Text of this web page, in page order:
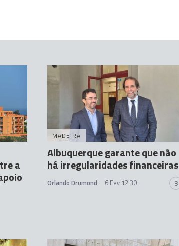
a
MADEIRA
Albuquerque garante que não
há irregularidades financeiras
Orlando Drumond 6 Fev 12:30 3